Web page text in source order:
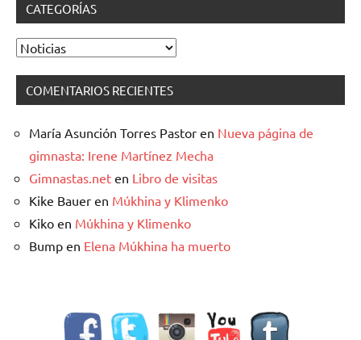
CATEGORÍAS
Categorías
COMENTARIOS RECIENTES
María Asunción Torres Pastor en Nueva página de
gimnasta: Irene Martínez Mecha
Gimnastas.net en Libro de visitas
Kike Bauer en Múkhina y Klimenko
Kiko en Múkhina y Klimenko
Bump en Elena Múkhina ha muerto